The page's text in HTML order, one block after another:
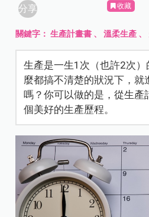
分享 收藏
關鍵字：生產計畫書 、溫柔生產 、
生產是一生1次（也許2次
麼都搞不清楚的狀況下，就
嗎？你可以做的是，從生產
個美好的生產歷程。